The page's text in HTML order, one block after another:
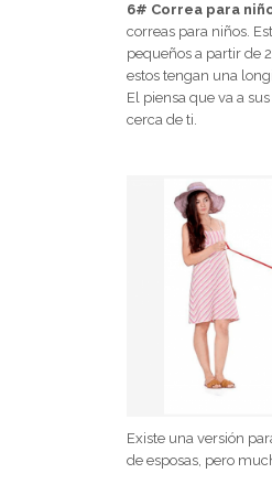
6# Correa para
correas para niños.
pequeños a partir de
estos tengan una
El piensa que va a
cerca de ti.
Existe una versión
de esposas, pero